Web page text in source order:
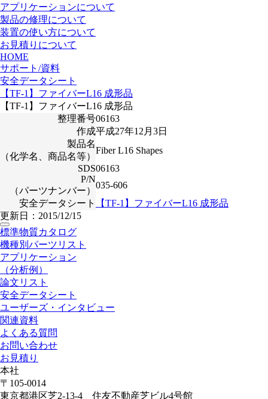
アプリケーションについて
製品の修理について
装置の使い方について
お見積りについて
HOME
サポート/資料
安全データシート
【TF-1】ファイバーL16 成形品
【TF-1】ファイバーL16 成形品
整理番号06163
作成平成27年12月3日
製品名
（化学名、商品名等）
Fiber L16 Shapes
SDS06163
P/N
（パーツナンバー）
035-606
安全データシート
【TF-1】ファイバーL16 成形品
更新日：2015/12/15
標準物質カタログ
機種別パーツリスト
アプリケーション
（分析例）
論文リスト
安全データシート
ユーザーズ・インタビュー
関連資料
よくある質問
お問い合わせ
お見積り
本社
〒105-0014
東京都港区芝2-13-4 住友不動産芝ビル4号館